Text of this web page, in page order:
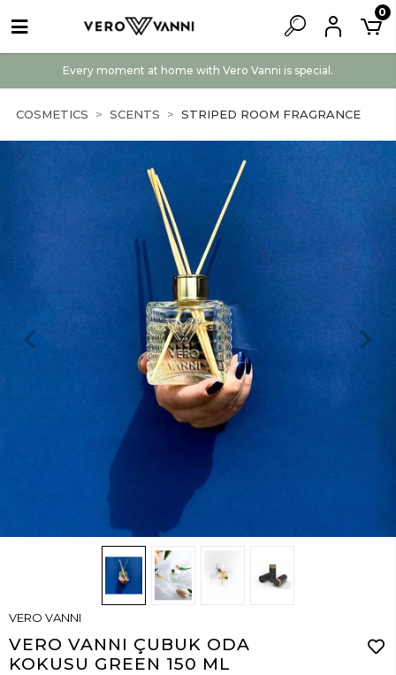
Every moment at home with Vero Vanni is special.
0
COSMETICS SCENTS STRIPED ROOM FRAGRANCE
VERO VANNI
VERO VANNI ÇUBUK ODA
KOKUSU GREEN 150 ML